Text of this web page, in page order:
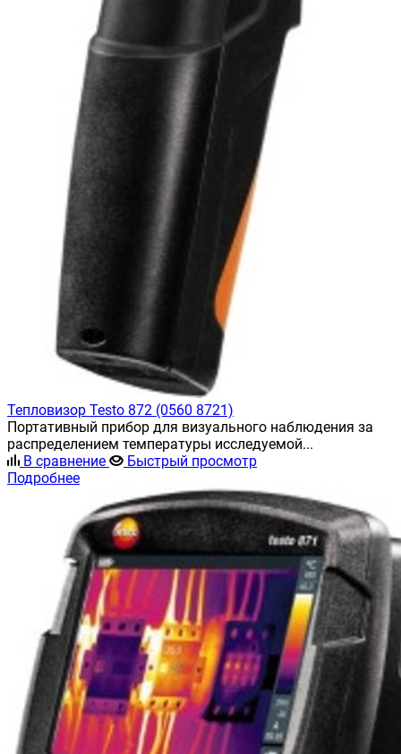
Тепловизор Testo 872 (0560 8721)
Портативный прибор для визуального наблюдения за
распределением температуры исследуемой...
В сравнение
Быстрый просмотр
Подробнее